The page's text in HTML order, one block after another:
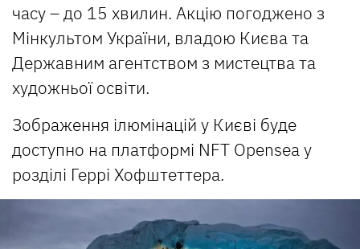
часу – до 15 хвилин. Акцію погоджено з
Мінкультом України, владою Києва та
Державним агентством з мистецтва та
художньої освіти.
Зображення ілюмінацій у Києві буде
доступно на платформі NFT Opensea у
розділі Геррі Хофштеттера.